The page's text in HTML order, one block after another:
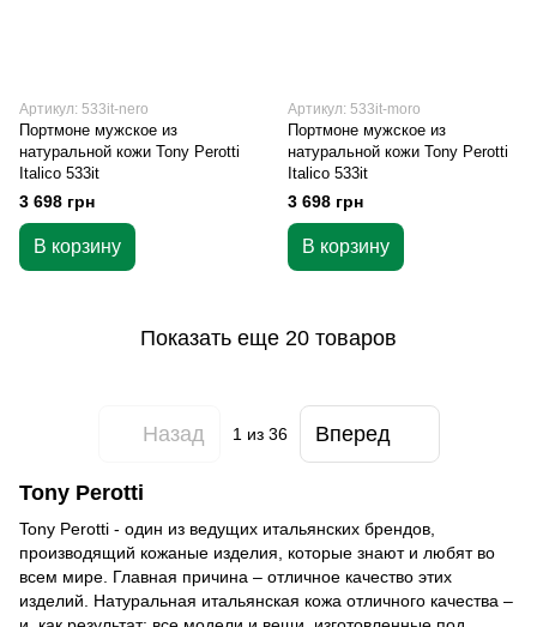
Артикул: 533it-nero
Портмоне мужское из
натуральной кожи Tony Perotti
Italico 533it
3 698 грн
В корзину
Артикул: 533it-moro
Портмоне мужское из
натуральной кожи Tony Perotti
Italico 533it
3 698 грн
В корзину
Показать еще 20 товаров
Назад 1из 36 Вперед
Tony Perotti
Tony Perotti - один из ведущих итальянских брендов,
производящий кожаные изделия, которые знают и любят во
всем мире. Главная причина – отличное качество этих
изделий. Натуральная итальянская кожа отличного качества –